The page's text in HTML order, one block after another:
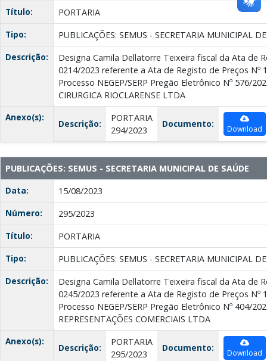
Título:
PORTARIA
Tipo:
PUBLICAÇÕES: SEMUS - SECRETARIA MUNICIPAL
Descrição:
Designa Camila Dellatorre Teixeira fiscal da Ata de
0214/2023 referente a Ata de Registo de Preços Nº
Processo NEGEP/SERP Pregão Eletrônico Nº 576/
CIRURGICA RIOCLARENSE LTDA
Anexo(s):
Descrição:
PORTARIA
294/2023
Documento: Download
PUBLICAÇÕES: SEMUS - SECRETARIA MUNICIPAL DE SAÚDE
Data:
15/08/2023
Número:
295/2023
Título:
PORTARIA
Tipo:
PUBLICAÇÕES: SEMUS - SECRETARIA MUNICIPAL
Descrição:
Designa Camila Dellatorre Teixeira fiscal da Ata de
0245/2023 referente a Ata de Registo de Preços Nº
Processo NEGEP/SERP Pregão Eletrônico Nº 404/
REPRESENTAÇÕES COMERCIAIS LTDA
Anexo(s):
Descrição:
PORTARIA
295/2023
Documento: Download